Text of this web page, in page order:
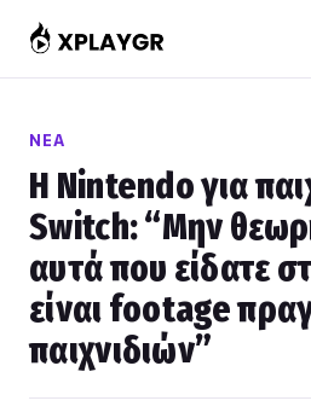
στο
περιεχόμενο
ΝΈΑ
Η Nintendo για
Switch: “Μην
αυτά που είδατε
είναι footage
παιχνιδιών”